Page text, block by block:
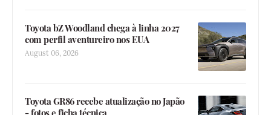
Toyota bZ Woodland chega à linha 2027
com perfil aventureiro nos EUA
August 06, 2026
Toyota GR86 recebe atualização no Japão
- fotos e ficha técnica